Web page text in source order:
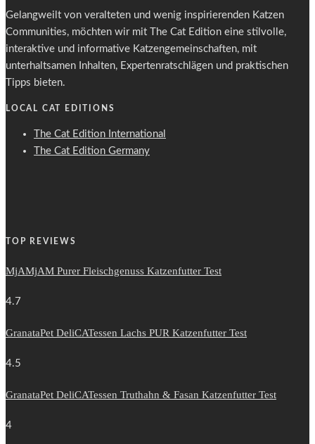
Gelangweilt von veralteten und wenig inspirierenden Katzen
Communities, möchten wir mit The Cat Edition eine stilvolle,
interaktive und informative Katzengemeinschaften, mit
unterhaltsamen Inhalten, Expertenratschlägen und praktischen
Tipps bieten.
LOCAL CAT EDITIONS
The Cat Edition International
The Cat Edition Germany
TOP REVIEWS
MjAMjAM Purer Fleischgenuss Katzenfutter Test
4.7
GranataPet DeliCATessen Lachs PUR Katzenfutter Test
4.5
GranataPet DeliCATessen Truthahn & Fasan Katzenfutter Test
4